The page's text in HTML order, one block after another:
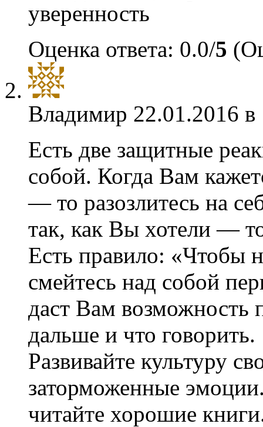
уверенность
Оценка ответа: 0.0/5
Владимир 22.01.2016
Есть две защитные
собой. Когда Вам
— то разозлитесь на
так, как Вы хотели —
Есть правило: «Чтобы
смейтесь над собой
даст Вам возможность
дальше и что говорить.
Развивайте культуру
заторможенные
читайте хорошие